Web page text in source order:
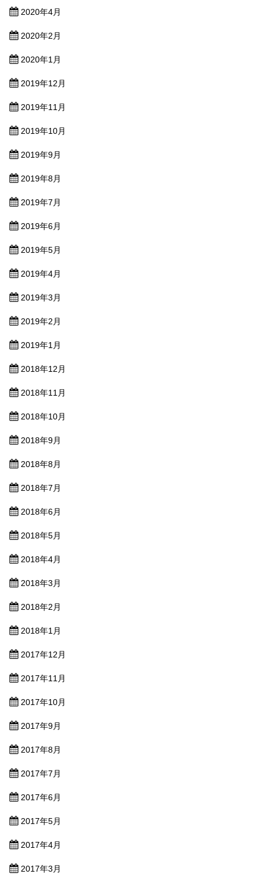
2020年4月
2020年2月
2020年1月
2019年12月
2019年11月
2019年10月
2019年9月
2019年8月
2019年7月
2019年6月
2019年5月
2019年4月
2019年3月
2019年2月
2019年1月
2018年12月
2018年11月
2018年10月
2018年9月
2018年8月
2018年7月
2018年6月
2018年5月
2018年4月
2018年3月
2018年2月
2018年1月
2017年12月
2017年11月
2017年10月
2017年9月
2017年8月
2017年7月
2017年6月
2017年5月
2017年4月
2017年3月